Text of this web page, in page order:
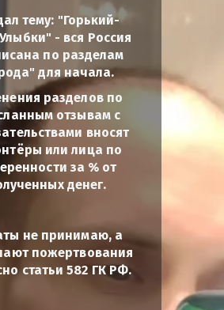
тему: "Горький-
- вся Россия
по разделам
для начала.
разделов по
отзывам с
вносят
или лица по
за % от
денег.
не принимаю, а
пожертвования
статьи 582 ГК РФ.